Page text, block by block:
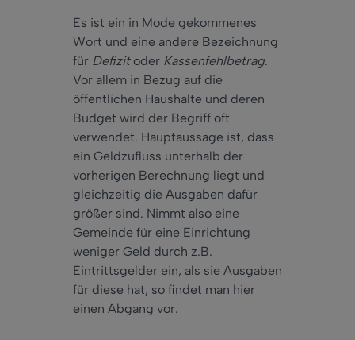
Es ist ein in Mode gekommenes
Wort und eine andere Bezeichnung
für Defizitoder Kassenfehlbetrag.
Vor allem in Bezug auf die
öffentlichen Haushalte und deren
Budget wird der Begriff oft
verwendet. Hauptaussage ist, dass
ein Geldzufluss unterhalb der
vorherigen Berechnung liegt und
gleichzeitig die Ausgaben dafür
größer sind. Nimmt also eine
Gemeinde für eine Einrichtung
weniger Geld durch z.B.
Eintrittsgelder ein, als sie Ausgaben
für diese hat, so findet man hier
einen Abgang vor.